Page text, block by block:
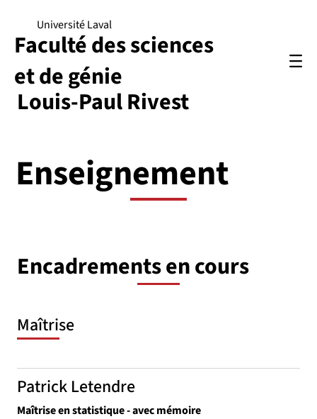
Louis-Paul Rivest
Université Laval
Faculté des sciences
et de génie
Enseignement
Encadrements en cours
Maîtrise
Patrick Letendre
Maîtrise en statistique - avec mémoire